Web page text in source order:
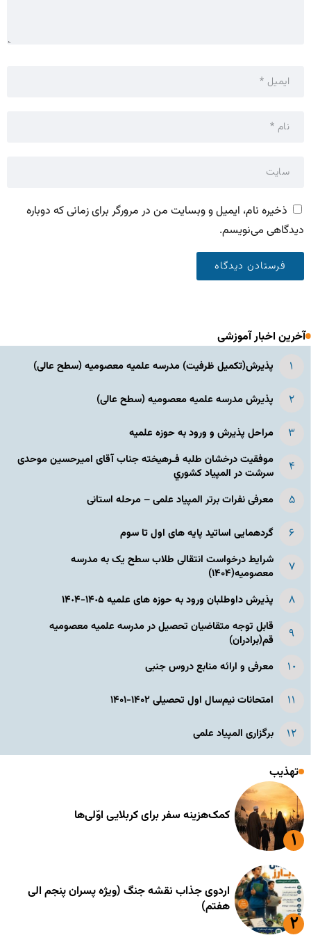
ذخیره نام، ایمیل و وبسایت من در مرورگر برای زمانی که دوباره
دیدگاهی می‌نویسم.
آخرین اخبار آموزشی
پذیرش(تکمیل ظرفیت) مدرسه علمیه معصومیه‌ (سطح عالی)
پذیرش مدرسه علمیه معصومیه‌ (سطح عالی)
مراحل پذیرش و ورود به حوزه علمیه
موفقیت درخشان طلبه فـرهیخته جناب آقای امیرحسین موحدی
سرشت در المپياد كشوري
معرفی نفرات برتر المپیاد علمی – مرحله استانی
گردهمایی اساتید پایه های اول تا سوم
شرایط درخواست انتقالی طلاب سطح یک به مدرسه
معصومیه(۱۴۰۴)
پذیرش داوطلبان ورود به حوزه های علمیه ١۴٠۵-١۴٠۴
قابل توجه متقاضیان تحصیل در مدرسه علمیه معصومیه
قم(برادران)
معرفی و ارائه منابع دروس جنبی
امتحانات نیم‌سال اول تحصیلی ۱۴۰۲-۱۴۰۱
برگزاری المپیاد علمی
تهذیب
کمک‌هزینه سفر برای کربلایی اوّلی‌ها
اردوی جذاب نقشه جنگ (ویژه پسران پنجم الی
هفتم)